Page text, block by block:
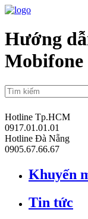
Hướng
Mobifone
Hotline Tp.HCM
0917.01.01.01
Hotline Đà Nẵng
0905.67.66.67
Khuyến
Tin tức